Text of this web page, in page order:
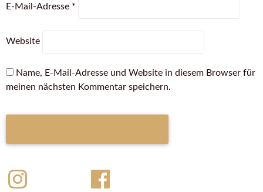
E-Mail-Adresse *
Website
Name, E-Mail-Adresse und Website in diesem Browser für
meinen nächsten Kommentar speichern.